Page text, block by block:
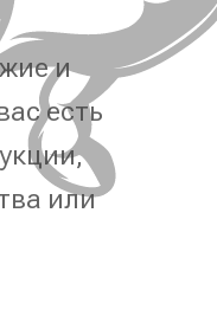
и
есть
или